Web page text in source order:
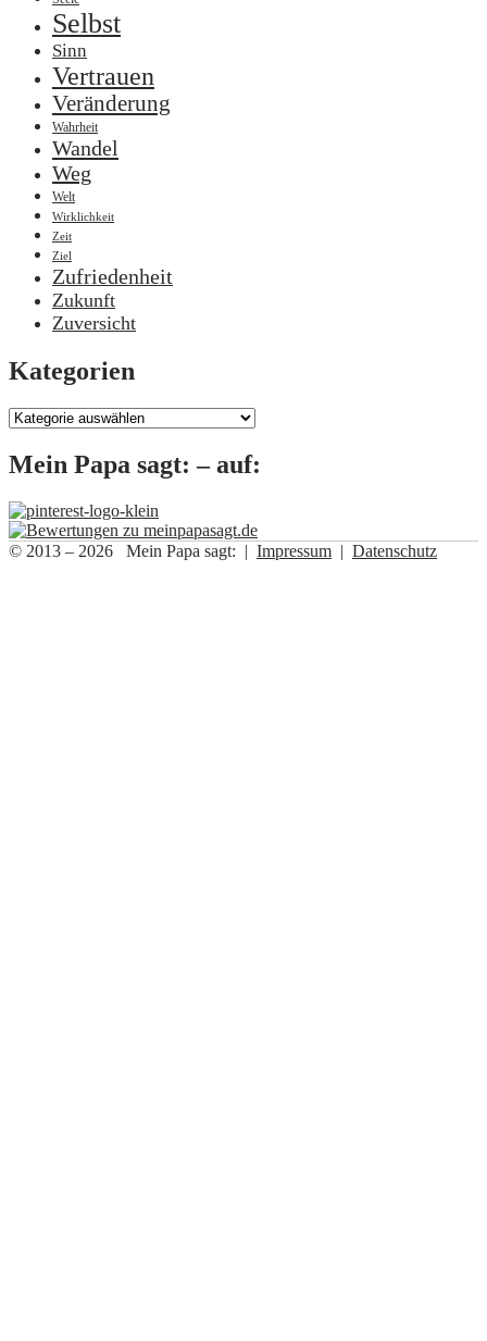
Selbst
Sinn
Vertrauen
Veränderung
Wahrheit
Wandel
Weg
Welt
Wirklichkeit
Zeit
Ziel
Zufriedenheit
Zukunft
Zuversicht
Kategorien
Kategorien
Mein Papa sagt: – auf:
© 2013 – 2026 Mein Papa sagt: | Impressum | Datenschutz